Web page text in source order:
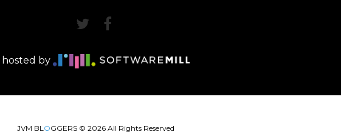
hosted by
JVM BLOGGERS © 2026All Rights Reserved